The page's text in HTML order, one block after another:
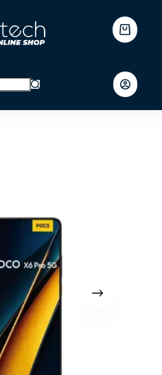
Shopping
cart